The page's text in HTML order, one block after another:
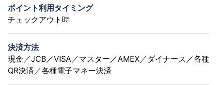
ポイント利用タイミング
チェックアウト時
決済方法
現金／JCB／VISA／マスター／AMEX／ダイナース／各種
QR決済／各種電子マネー決済